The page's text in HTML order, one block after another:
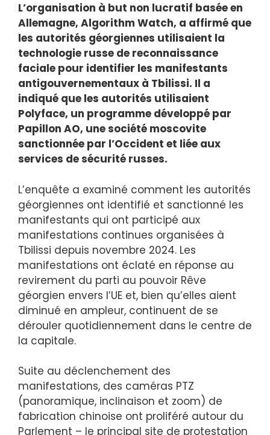
L’organisation à but non lucratif basée en
Allemagne, Algorithm Watch, a affirmé que
les autorités géorgiennes utilisaient la
technologie russe de reconnaissance
faciale pour identifier les manifestants
antigouvernementaux à Tbilissi. Il a
indiqué que les autorités utilisaient
Polyface, un programme développé par
Papillon AO, une société moscovite
sanctionnée par l’Occident et liée aux
services de sécurité russes.
L’enquête a examiné comment les autorités
géorgiennes ont identifié et sanctionné les
manifestants qui ont participé aux
manifestations continues organisées à
Tbilissi depuis novembre 2024. Les
manifestations ont éclaté en réponse au
revirement du parti au pouvoir Rêve
géorgien envers l’UE et, bien qu’elles aient
diminué en ampleur, continuent de se
dérouler quotidiennement dans le centre de
la capitale.
Suite au déclenchement des
manifestations, des caméras PTZ
(panoramique, inclinaison et zoom) de
fabrication chinoise ont proliféré autour du
Parlement – ​​le principal site de protestation